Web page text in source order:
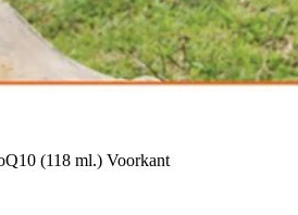
(118 ml.) Voorkant